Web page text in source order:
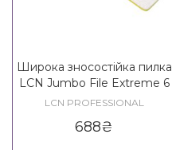
Широка зносостійка пилка
LCN Jumbo File Extreme 6
шт.
LCN PROFESSIONAL
688₴